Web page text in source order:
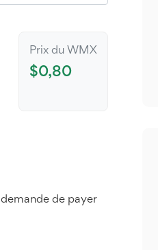
Prix du WMX
$0,80
de payer